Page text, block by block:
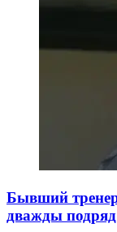
Бывший
дважды